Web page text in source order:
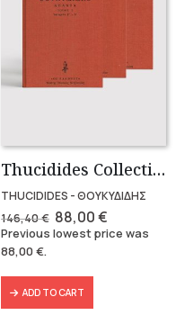
Thucidides Collection – Hardbound Edition (4 volumes)
THUCIDIDES - ΘΟΥΚΥΔΙΔΗΣ
146,40€ Original
price
was:
88,00€Current
price
is:
Previous lowest price was
88,00€.
ADD TO CART